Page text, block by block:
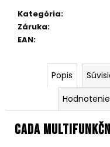
Kategória:
Záruka:
EAN:
Popis
Hodnotenie
CADA
AUTO
NA
DIAĽKOVÉ
OVLÁDANIE
ORANŽOVÁ
Pôvodne:
€110